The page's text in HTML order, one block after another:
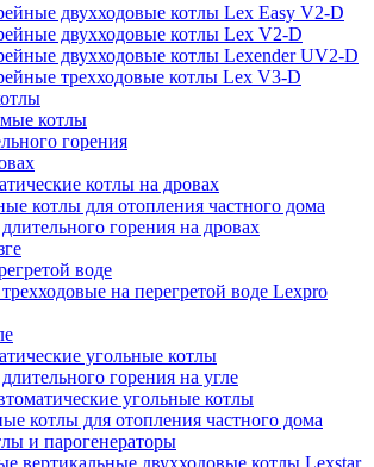
двухходовые котлы Lex Easy V2-D
двухходовые котлы Lex V2-D
двухходовые котлы Lexender UV2-D
трехходовые котлы Lex V3-D
котлы
горения
котлы на дровах
котлы для отопления частного дома
горения на дровах
воде
на перегретой воде Lexpro
угольные котлы
горения на угле
угольные котлы
котлы для отопления частного дома
и парогенераторы
вертикальные двухходовые котлы Lexstar